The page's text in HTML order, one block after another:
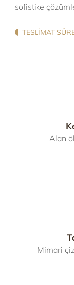
sofistike
TESLIMAT
Alan
Mimari